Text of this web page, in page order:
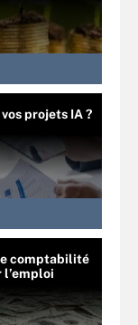
projets IA ?
comptabilité
l’emploi